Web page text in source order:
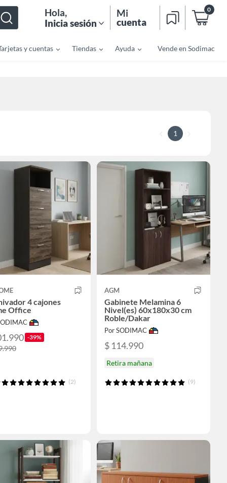
Hola,
Inicia sesión
Mi
cuenta
0
y cuentas Tiendas Ayuda Vende en Sodimac
1
4 cajones
Office
-39%
(2)
AGM
Gabinete Melamina 6
Nivel(es) 60x180x30 cm
Roble/Dakar
Por SODIMAC
$ 114.990
Retira mañana
(9)